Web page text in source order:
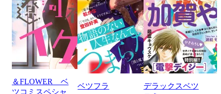
＆FLOWER ベ
ツコミスペシャ
ベツフラ
デラックスベツ